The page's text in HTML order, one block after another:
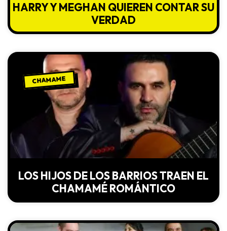
HARRY Y MEGHAN QUIEREN CONTAR SU
VERDAD
CHAMAME
LOS HIJOS DE LOS BARRIOS TRAEN EL
CHAMAMÉ ROMÁNTICO